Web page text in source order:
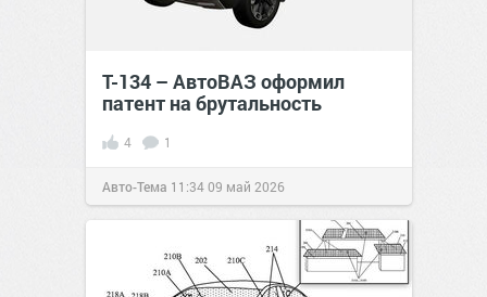
Т-134 – АвтоВАЗ оформил
патент на брутальность
4 1
Авто-Тема 11:3409 май 2026